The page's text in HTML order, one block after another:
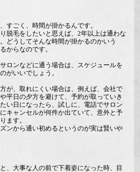
すごく、時間が掛かるんです。
脱毛をしたいと思えば、2年以上は通わな
どうしてそんな時間が掛かるのかいう
からなのです。
ロンなどに通う場合は、スケジュールを
がいいでしょう。
が、取れにくい場合は、例えば、会社で
平日の夕方を避けて、予約が取っていき
い日になったら、試しに、電話でサロン
キャンセルが何件か出ていて、意外と予
ます。
ンから通い初めるというのが実は賢いや
、大事な人の前で下着姿になった時、目